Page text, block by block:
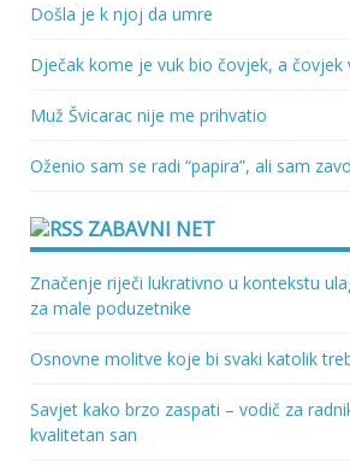
Došla je k njoj da umre
Dječak kome je vuk bio čovjek, a čovjek
Muž Švicarac nije me prihvatio
Oženio sam se radi “papira”, ali sam
ZABAVNI NET
Značenje riječi lukrativno u kontekstu
za male poduzetnike
Osnovne molitve koje bi svaki katolik
Savjet kako brzo zaspati – vodič za
kvalitetan san